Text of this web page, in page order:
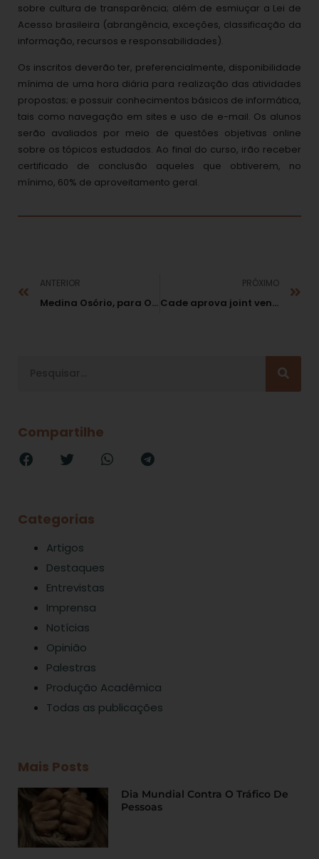
sobre cultura de transparência; além de esmiuçar a Lei de
Acesso brasileira (abrangência, exceções, classificação da
informação, recursos e responsabilidades).
Os inscritos deverão ter, preferencialmente, disponibilidade
mínima de uma hora diária para realização das atividades
propostas; e possuir conhecimentos básicos de informática,
tais como navegação em sites e uso de e-mail. Os alunos
serão avaliados por meio de questões objetivas online
sobre os tópicos estudados. Ao final do curso, irão receber
certificado de conclusão aqueles que obtiverem, no
mínimo, 60% de aproveitamento geral.
ANTERIOR
Medina Osório, para O Globo: “Leis mais duras podem coibir a corrupção”
PRÓXIMO
Cade aprova joint venture de Weg e Copel para parque eólico
Compartilhe
Categorias
Artigos
Destaques
Entrevistas
Imprensa
Notícias
Opinião
Palestras
Produção Acadêmica
Todas as publicações
Mais Posts
Dia Mundial Contra O Tráfico De
Pessoas